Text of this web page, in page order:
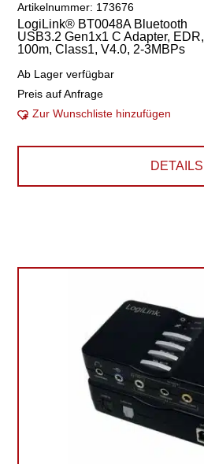
Artikelnummer: 173676
LogiLink® BT0048A Bluetooth
USB3.2 Gen1x1 C Adapter, EDR,
100m, Class1, V4.0, 2-3MBPs
Ab Lager verfügbar
Preis auf Anfrage
Zur Wunschliste hinzufügen
DETAILS